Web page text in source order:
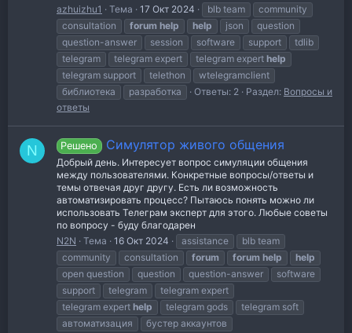
azhuizhu1
Тема 17 Окт 2024 blb team
community
consultation
forum help help json
question
question-answer
session software support
tdlib
telegram
telegram expert telegram expert help
telegram support
telethon
wtelegramclient
библиотека
разработка Ответы: 2 Раздел: Вопросы и
ответы
N Решено Симулятор живого общения
Добрый день. Интересует вопрос симуляции общения
между пользователями. Конкретные вопросы/ответы и
темы отвечая друг другу. Есть ли возможность
автоматизировать процесс? Пытаюсь понять можно ли
использовать Телеграм эксперт для этого. Любые советы
по вопросу - буду благодарен
N2N
Тема 16 Окт 2024 assistance
blb team
community
consultation forum forum help
help
open question
question question-answer
software
support
telegram
telegram expert
telegram expert help telegram gods
telegram soft
автоматизация
бустер аккаунтов